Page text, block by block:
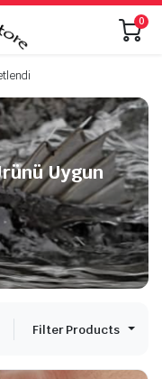
0
Uygun
Filter Products